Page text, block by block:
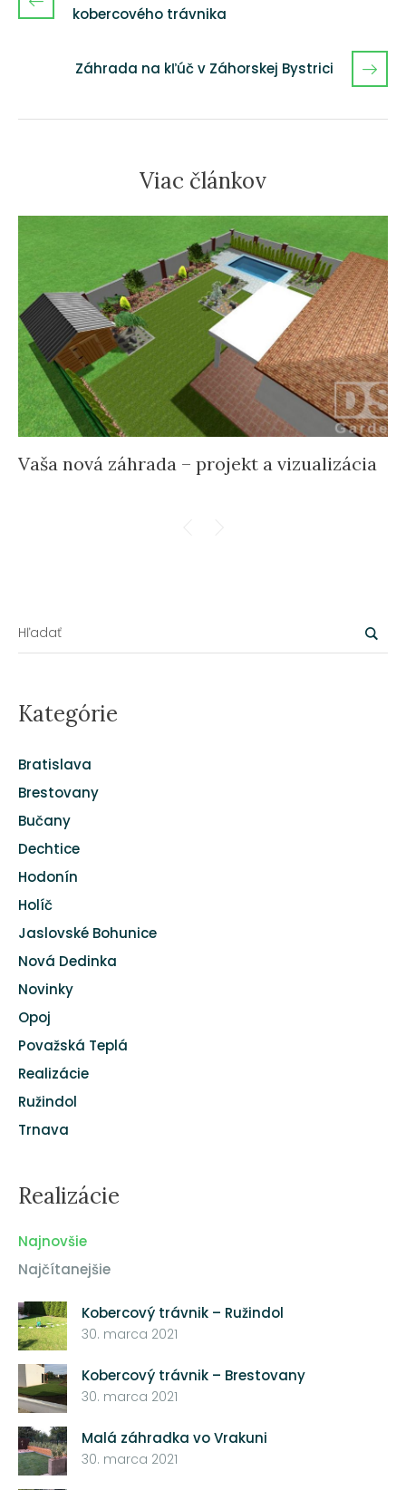
kobercového trávnika
Záhrada na kľúč v Záhorskej Bystrici
Viac článkov
Vaša nová záhrada – projekt a vizualizácia
Kategórie
Bratislava
Brestovany
Bučany
Dechtice
Hodonín
Holíč
Jaslovské Bohunice
Nová Dedinka
Novinky
Opoj
Považská Teplá
Realizácie
Ružindol
Trnava
Realizácie
Najnovšie
Najčítanejšie
Kobercový trávnik – Ružindol
30. marca 2021
Kobercový trávnik – Brestovany
30. marca 2021
Malá záhradka vo Vrakuni
30. marca 2021